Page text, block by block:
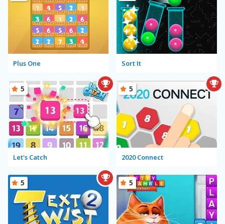
Plus One Sort It
Let's Catch
5
2020 Connect
5
5 5